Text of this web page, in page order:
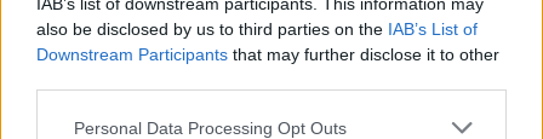
also be disclosed by us to third parties on the IAB’s List of
Downstream Participants that may further disclose it to other
Personal Data Processing Opt Outs
Η αποστολή του Παναιτωλικού: